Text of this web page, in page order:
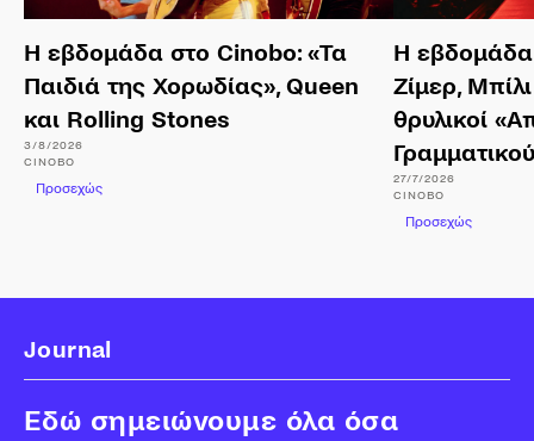
Η εβδομάδα στο Cinobo: «Τα
Παιδιά της Χορωδίας», Queen
και Rolling Stones
3/8/2026
CINOBO
Προσεχώς
Η
Ζίμερ, Μπίλι
θρυλικοί
Γραμματικού
27/7/2026
CINOBO
Προσεχώς
Journal
Εδώ σημειώνουμε όλα όσα